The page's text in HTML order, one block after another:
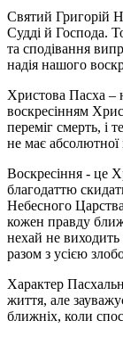
Святий Григорій
Судді й Господа.
та сподівання
надія нашого
Христова Пасха –
воскресінням
переміг смерть, і
не має
Воскресіння - це
благодаттю
Небесного
кожен правду
нехай не
разом з усією
Характер
життя, але
ближніх, коли